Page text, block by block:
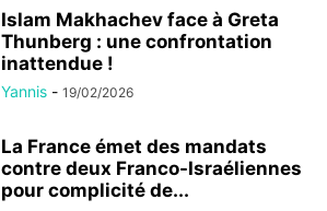
Islam Makhachev face à Greta
Thunberg : une confrontation
inattendue !
Yannis - 19/02/2026
La France émet des mandats
contre deux Franco-Israéliennes
pour complicité de...